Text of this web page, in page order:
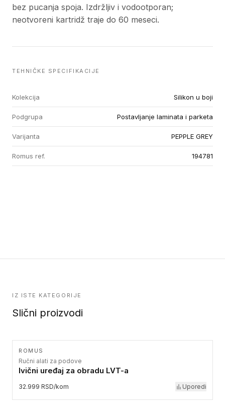
bez pucanja spoja. Izdržljiv i vodootporan;
neotvoreni kartridž traje do 60 meseci.
TEHNIČKE SPECIFIKACIJE
Kolekcija Silikon u boji
Podgrupa Postavljanje laminata i parketa
Varijanta PEPPLE GREY
Romus ref. 194781
IZ ISTE KATEGORIJE
Slični proizvodi
ROMUS
Ručni alati za podove
Ivični uređaj za obradu LVT-a
32.999 RSD/kom Uporedi